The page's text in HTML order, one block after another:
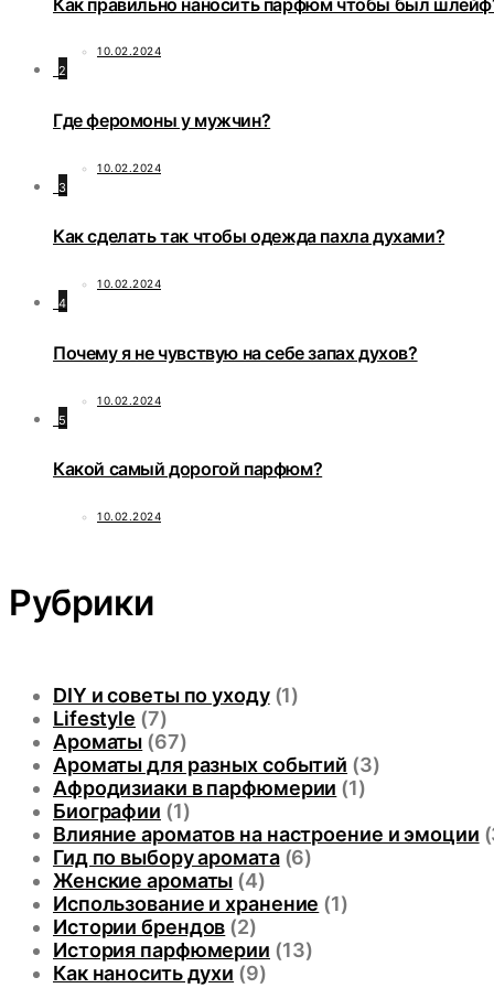
10.02.2024
2
Где феромоны у мужчин?
10.02.2024
3
Как сделать так чтобы одежда пахла духами?
10.02.2024
4
Почему я не чувствую на себе запах духов?
10.02.2024
5
Какой самый дорогой парфюм?
10.02.2024
Рубрики
DIY и советы по уходу(1)
Lifestyle (7)
Ароматы (67)
Ароматы для разных событий (3)
Афродизиаки в парфюмерии (1)
Биографии (1)
Влияние ароматов на настроение и эмоции
Гид по выбору аромата(6)
Женские ароматы (4)
Использование и хранение (1)
Истории брендов (2)
История парфюмерии (13)
Как наносить духи (9)